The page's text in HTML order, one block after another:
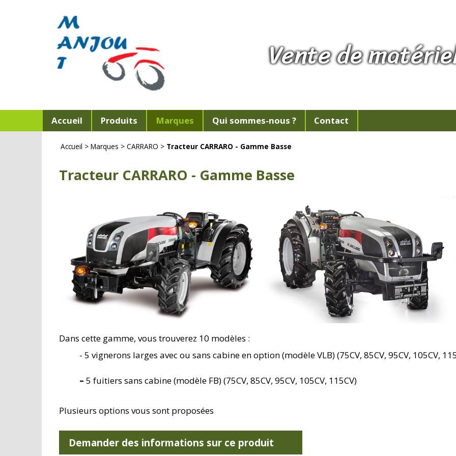
Vente de
Accueil Produits Marques Qui sommes-nous ? Contact
Accueil >Marques >CARRARO > Tracteur CARRARO - Gamme Basse
Tracteur CARRARO - Gamme Basse
Dans cette gamme, vous trouverez 10 modèles :
- 5 vignerons larges avec ou sans cabine en option (modèle VLB) (75CV, 85CV, 95CV, 105CV,
– 5 fuitiers sans cabine (modèle FB) (75CV, 85CV, 95CV, 105CV, 115CV)
Plusieurs options vous sont proposées
Demander des informations sur ce produit